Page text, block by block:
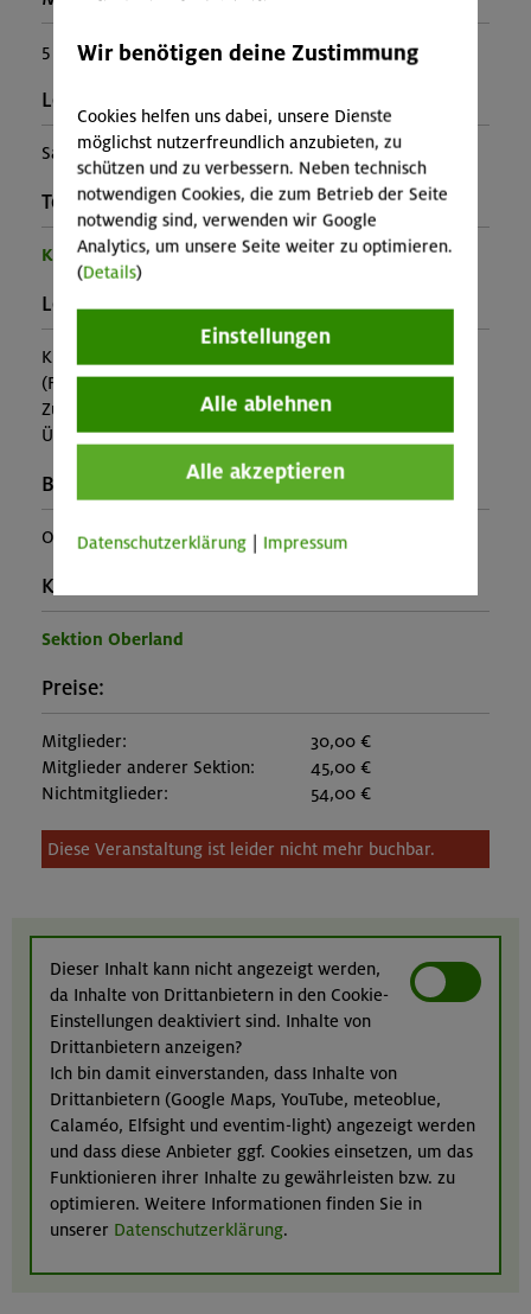
5
Leiter*in:
Samuel Levermann
Teilprogramm:
Kinder- und Jugendprogramm
Leistung:
Kursleitung, Ausrüstung
(Falls nicht in den Leistungen inbegriffen, fallen
Zusatzkosten für z.B. An- und Abreise, Verpflegung,
Übernachtung oder Skipass an.)
Buchungscode:
OL-25-1451
Kontakt Veranstalter:
Sektion Oberland
Preise:
Mitglieder:
30,00 €
Mitglieder anderer Sektion:
45,00 €
Nichtmitglieder:
54,00 €
Diese Veranstaltung ist leider nicht mehr buchbar.
Dieser Inhalt kann nicht angezeigt werden,
da Inhalte von Drittanbietern in den Cookie-
Einstellungen deaktiviert sind. Inhalte von
Drittanbietern anzeigen?
Ich bin damit einverstanden, dass Inhalte von
Drittanbietern (Google Maps, YouTube, meteoblue,
Calaméo, Elfsight und eventim-light) angezeigt werden
und dass diese Anbieter ggf. Cookies einsetzen, um das
Funktionieren ihrer Inhalte zu gewährleisten bzw. zu
optimieren. Weitere Informationen finden Sie in
unserer Datenschutzerklärung.
Wir benötigen deine Zustimmung
Cookies helfen uns dabei, unsere Dienste
möglichst nutzerfreundlich anzubieten, zu
schützen und zu verbessern. Neben technisch
notwendigen Cookies, die zum Betrieb der Seite
notwendig sind, verwenden wir Google
Analytics, um unsere Seite weiter zu optimieren.
(Details)
Einstellungen
Alle ablehnen
Alle akzeptieren
Datenschutzerklärung Impressum